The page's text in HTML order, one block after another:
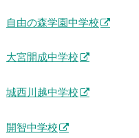
自由の森学園中学校
大宮開成中学校
城西川越中学校
開智中学校